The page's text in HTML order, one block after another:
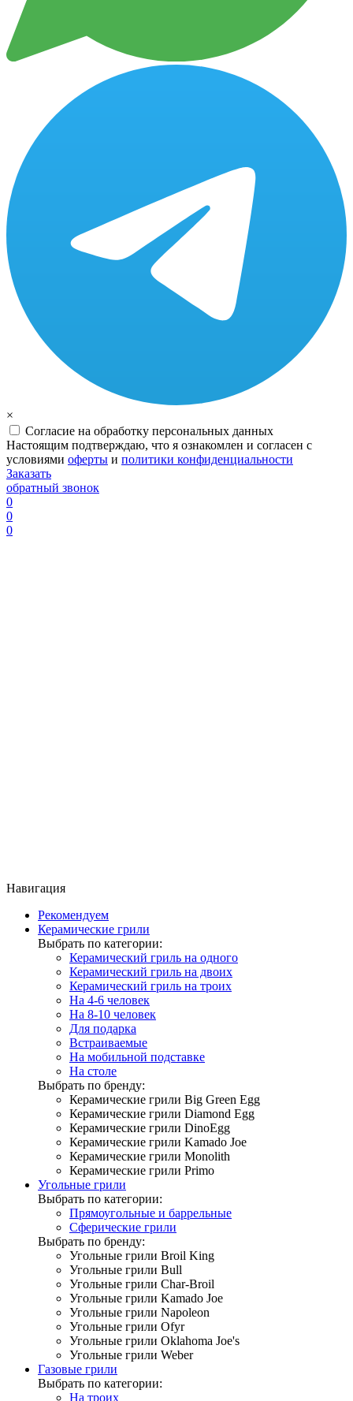
×
Согласие на обработку персональных данных
Настоящим подтверждаю, что я ознакомлен и согласен с
условиями оферты и политики конфиденциальности
Заказать
обратный звонок
0
0
0
Навигация
Рекомендуем
Керамические грили
Выбрать по категории:
Керамический гриль на одного
Керамический гриль на двоих
Керамический гриль на троих
На 4-6 человек
На 8-10 человек
Для подарка
Встраиваемые
На мобильной подставке
На столе
Выбрать по бренду:
Керамические грили Big Green Egg
Керамические грили Diamond Egg
Керамические грили DinoEgg
Керамические грили Kamado Joe
Керамические грили Monolith
Керамические грили Primo
Угольные грили
Выбрать по категории:
Прямоугольные и баррельные
Сферические грили
Выбрать по бренду:
Угольные грили Broil King
Угольные грили Bull
Угольные грили Char-Broil
Угольные грили Kamado Joe
Угольные грили Napoleon
Угольные грили Ofyr
Угольные грили Oklahoma Joe's
Угольные грили Weber
Газовые грили
Выбрать по категории:
На троих